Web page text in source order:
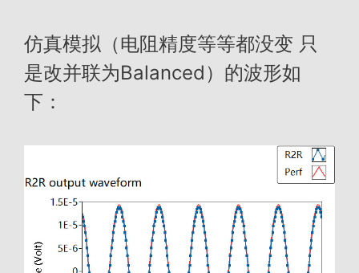
仿真模拟（电阻精度等等都没变 只
是改并联为Balanced）的波形如
下：